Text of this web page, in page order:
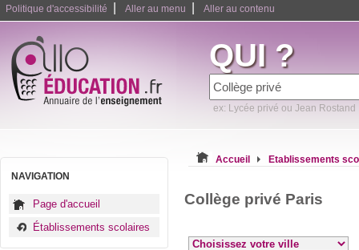
Politique d'accessibilité Aller au menu Aller au contenu
QUI ?
ex: Lycée privé ou Jean Rostand
NAVIGATION
Page d'accueil
Établissements scolaires
Accueil Etablissements
Collège privé Paris